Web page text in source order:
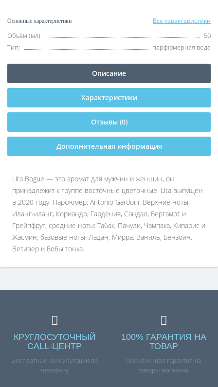
Основные характеристики Все характеристики
Объём (мл):
50
Тип:
парфюмерная вода
Описание
Характеристики
Отзывы (0)
Дополнительная информация
Lita Bogue — это аромат для мужчин и женщин, он
принадлежит к группе восточные цветочные. Lita выпущен
в 2020 году. Парфюмер: Antonio Gardoni. Верхние ноты:
Иланг-иланг, Кориандр, Гардения, Сандал, Бергамот и
Грейпфрут; средние ноты: Табак, Пачули, Чампака, Кипарис и
Жасмин; базовые ноты: Ладан, Мирра, Ваниль, Бензоин,
Ветивер и Бобы тонка.
КРУГЛОСУТОЧНЫЙ
CALL-ЦЕНТР
Бесплатные консультации по
телефону
100% ГАРАНТИЯ НА
ТОВАР
Пожизненная гарантия на
товары магазина